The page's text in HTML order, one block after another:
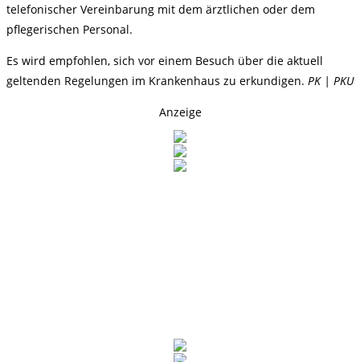
telefonischer Vereinbarung mit dem ärztlichen oder dem
pflegerischen Personal.
Es wird empfohlen, sich vor einem Besuch über die aktuell
geltenden Regelungen im Krankenhaus zu erkundigen. PK | PKU
Anzeige